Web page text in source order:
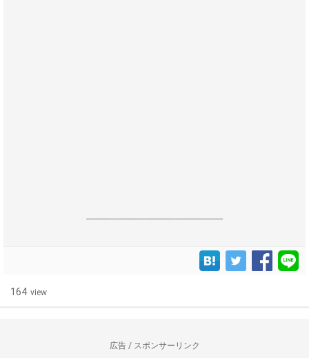
------------------------------------------------------------------
164 view
広告 / スポンサーリンク